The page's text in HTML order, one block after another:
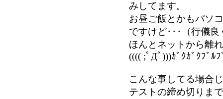
みしてます。
お昼ご飯とかもパソ
ですけど･･･（行儀良
ほんとネットから離
(((( ;ﾟДﾟ)))ｶﾞｸｶﾞｸﾌﾞﾙﾌ
こんな事してる場合
テストの締め切りま